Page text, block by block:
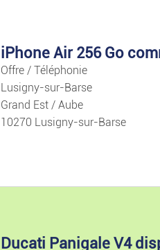
iPhone Air 256 Go
Offre / Téléphonie
Lusigny-sur-Barse
Grand Est / Aube
10270 Lusigny-sur-Barse
Ducati Panigale V4